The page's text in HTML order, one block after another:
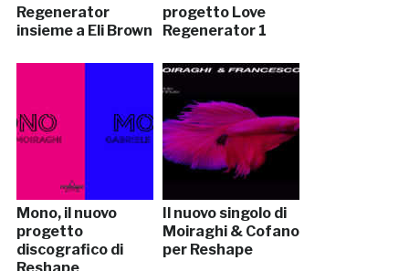
Regenerator
insieme a Eli Brown
progetto Love
Regenerator 1
Mono, il nuovo
progetto
discografico di
Il nuovo singolo di
Moiraghi & Cofano
per Reshape